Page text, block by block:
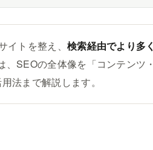
トを整え、 検索経由でより多
、SEOの全体像を「コンテンツ
法まで解説します。